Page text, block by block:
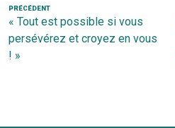
Navigation
de
l’article
Article
précédent
PRÉCÉDENT
« Tout est possible si vous
persévérez et croyez en vous
! »